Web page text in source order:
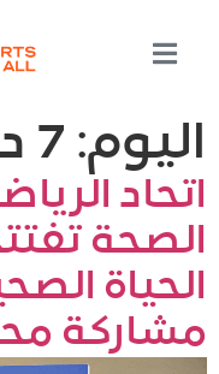
اليوم: 7 ديسمبر، 2019
اتحاد
الصحة
الحياة
مشاركة